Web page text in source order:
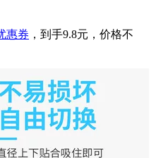
惠券 ，到手9.8元，价格不